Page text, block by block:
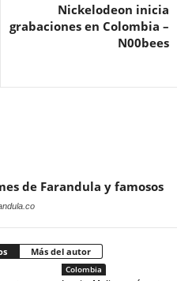
Nickelodeon inicia
grabaciones en Colombia –
N00bees
de Farandula y famosos
Más del autor
Colombia